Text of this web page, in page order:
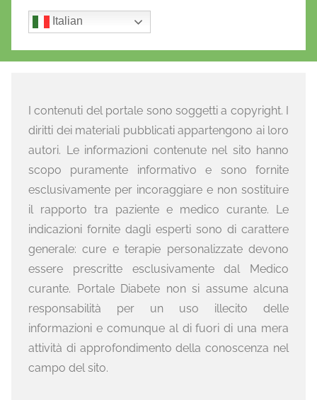
Italian
I contenuti del portale sono soggetti a copyright. I
diritti dei materiali pubblicati appartengono ai loro
autori. Le informazioni contenute nel sito hanno
scopo puramente informativo e sono fornite
esclusivamente per incoraggiare e non sostituire
il rapporto tra paziente e medico curante. Le
indicazioni fornite dagli esperti sono di carattere
generale: cure e terapie personalizzate devono
essere prescritte esclusivamente dal Medico
curante. Portale Diabete non si assume alcuna
responsabilità per un uso illecito delle
informazioni e comunque al di fuori di una mera
attività di approfondimento della conoscenza nel
campo del sito.